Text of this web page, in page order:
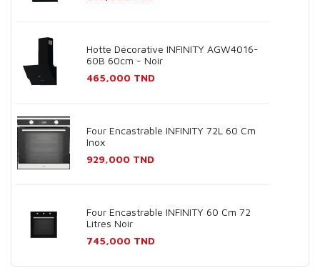
Hotte Décorative INFINITY AGW4016-
60B 60cm - Noir
Prix
465,000 TND
Four Encastrable INFINITY 72L 60 Cm
Inox
Prix
929,000 TND
Four Encastrable INFINITY 60 Cm 72
Litres Noir
Prix
745,000 TND